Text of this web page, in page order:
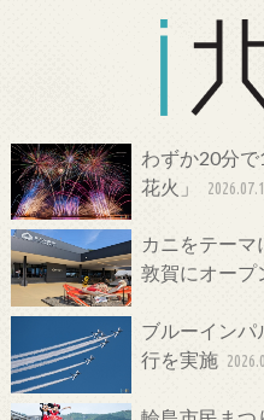
わずか20分
花火」
カニをテー
敦賀にオープ
ブルーインパ
行を実施